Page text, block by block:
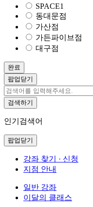
SPACE1
동대문점
가산점
가든파이브점
대구점
완료
팝업닫기
검색하기
인기검색어
팝업닫기
강좌 찾기 · 신청
지점 안내
일반 강좌
이달의 클래스